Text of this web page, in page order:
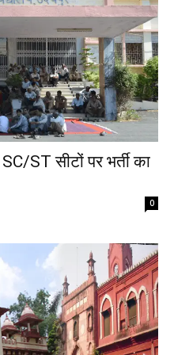
ST सीटों पर भर्ती का
0